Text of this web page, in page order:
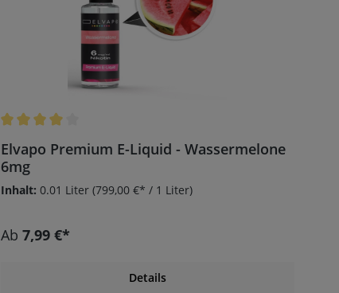
Elvapo Premium E-Liquid - Wassermelone
6mg
Inhalt: 0.01 Liter (799,00 €* / 1 Liter)
Ab 7,99 €*
Details